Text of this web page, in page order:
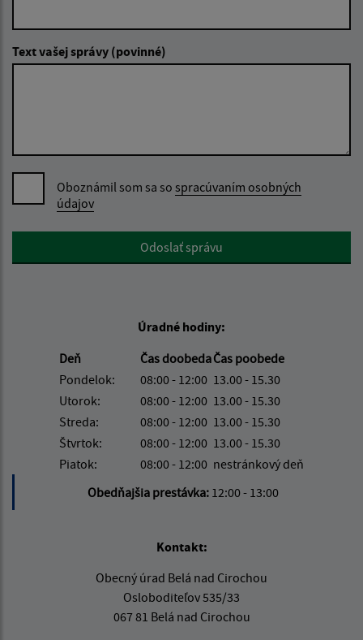
Text vašej správy (povinné)
Oboznámil som sa so spracúvaním osobných
údajov
Google reCaptcha ResponseOdoslať správu
Úradné hodiny:
Deň
Čas doobedaČas poobede
Pondelok:
08:00 - 12:00 13.00 - 15.30
Utorok:
08:00 - 12:00 13.00 - 15.30
Streda:
08:00 - 12:00 13.00 - 15.30
Štvrtok:
08:00 - 12:00 13.00 - 15.30
Piatok:
08:00 - 12:00 nestránkový deň
Obedňajšia prestávka: 12:00 - 13:00
Kontakt:
Obecný úrad Belá nad Cirochou
Osloboditeľov 535/33
067 81 Belá nad Cirochou